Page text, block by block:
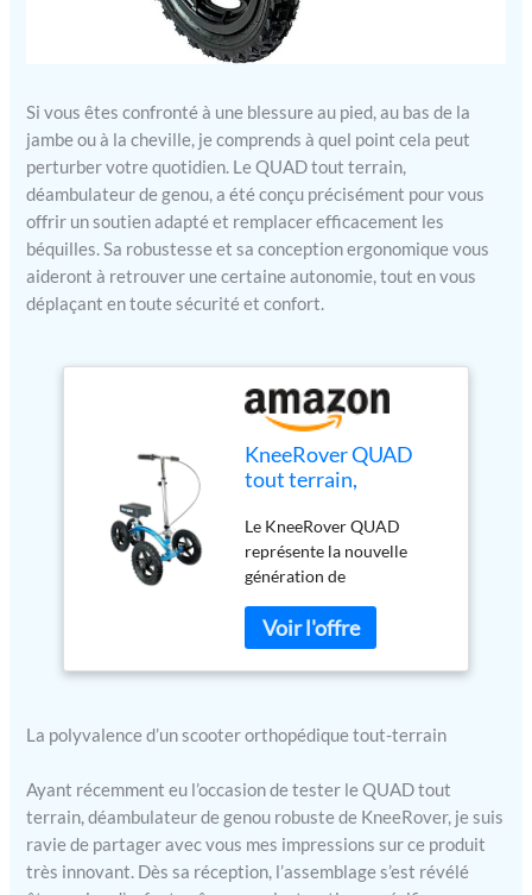
Si vous êtes confronté à une blessure au pied, au bas de la
jambe ou à la cheville, je comprends à quel point cela peut
perturber votre quotidien. Le QUAD tout terrain,
déambulateur de genou, a été conçu précisément pour vous
offrir un soutien adapté et remplacer efficacement les
béquilles. Sa robustesse et sa conception ergonomique vous
aideront à retrouver une certaine autonomie, tout en vous
déplaçant en toute sécurité et confort.
KneeRover QUAD
tout terrain,
genou robuste,
scooter orthopédique
pour genou utilisé
pour les blessures au
pied, au bas de la
jambe ou à la cheville,
remplacement des
Le KneeRover QUAD
représente la nouvelle
génération de
avec un confort, une
stabilité et une liberté de
mouvement ultimes sur
Équipé de QUATRE pneus
pneumatiques de 30 cm de
dans l'industrie, le
KneeRover QUAD est
adapté pour traverser
n'importe quel terrain.
La polyvalence d’un scooter orthopédique tout-terrain
Ayant récemment eu l’occasion de tester le QUAD tout
terrain, déambulateur de genou robuste de KneeRover, je suis
ravie de partager avec vous mes impressions sur ce produit
très innovant. Dès sa réception, l’assemblage s’est révélé